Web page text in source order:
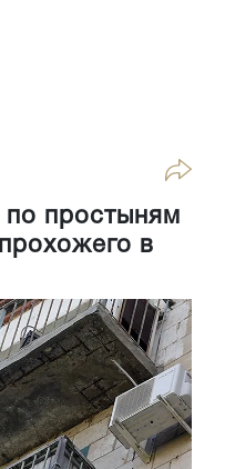
простыням
в